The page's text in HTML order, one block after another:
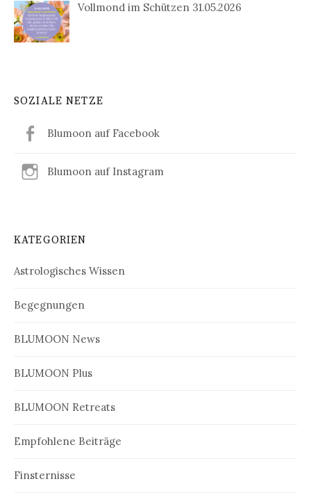
Vollmond im Schützen 31.05.2026
SOZIALE NETZE
Blumoon auf Facebook
Blumoon auf Instagram
KATEGORIEN
Astrologisches Wissen
Begegnungen
BLUMOON News
BLUMOON Plus
BLUMOON Retreats
Empfohlene Beiträge
Finsternisse